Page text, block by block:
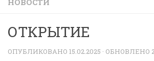
НОВОСТИ
ОТКРЫТИЕ
ОПУБЛИКОВАНО 15.02.2025 · ОБНОВЛЕНО